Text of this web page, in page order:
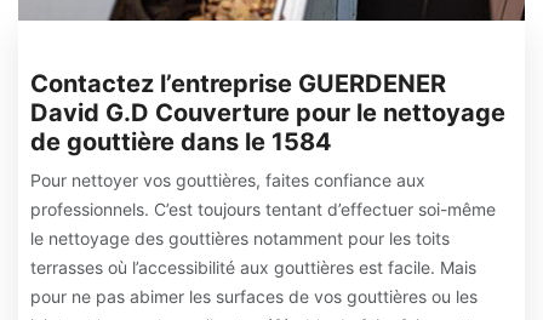
Contactez l’entreprise GUERDENER
David G.D Couverture pour le nettoyage
de gouttière dans le 1584
Pour nettoyer vos gouttières, faites confiance aux
professionnels. C’est toujours tentant d’effectuer soi-même
le nettoyage des gouttières notamment pour les toits
terrasses où l’accessibilité aux gouttières est facile. Mais
pour ne pas abimer les surfaces de vos gouttières ou les